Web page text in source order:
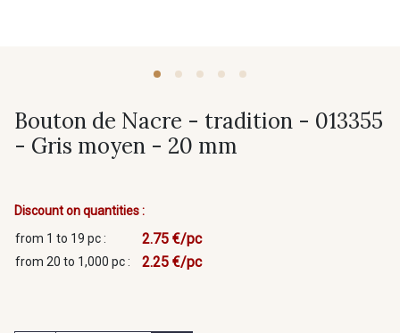
Bouton de Nacre - tradition - 013355
- Gris moyen - 20 mm
Discount on quantities :
from 1 to 19 pc :
2.75 €/pc
from 20 to 1,000 pc : 2.25 €/pc